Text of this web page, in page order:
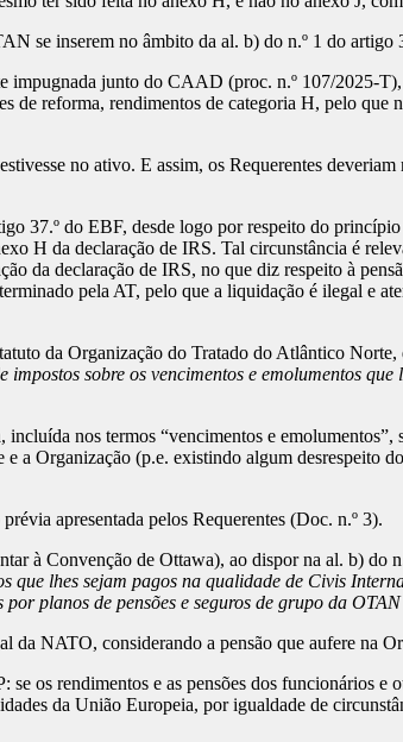
se inserem no âmbito da al. b) do n.º 1 do artigo
junto do CAAD (proc. n.º 107/2025-T),
reforma, rendimentos de categoria H, pelo que
no ativo. E assim, os Requerentes
37.º do EBF, desde logo por respeito do
H da declaração de IRS. Tal circunstância é
da declaração de IRS, no que diz respeito à
pela AT, pelo que a liquidação é ilegal e
da Organização do Tratado do Atlântico Norte,
impostos sobre os vencimentos e emolumentos
nos termos “vencimentos e emolumentos”,
a Organização (p.e. existindo algum desrespeito
apresentada pelos Requerentes (Doc. n.º 3).
à Convenção de Ottawa), ao dispor na al. b) do
que lhes sejam pagos na qualidade de Civis
planos de pensões e seguros de grupo da
NATO, considerando a pensão que aufere na
os rendimentos e as pensões dos funcionários e
da União Europeia, por igualdade de